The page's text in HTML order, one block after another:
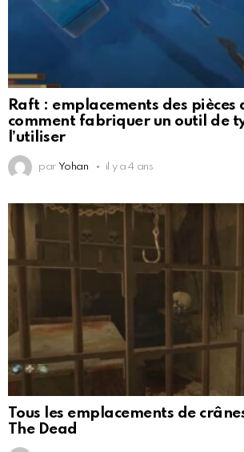
Raft : emplacements des
comment fabriquer un outil de
l’utiliser
par Yohan il y a 4 ans
Tous les emplacements de
The Dead